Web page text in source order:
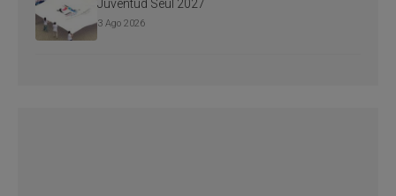
Juventud Seúl 2027
3 Ago 2026